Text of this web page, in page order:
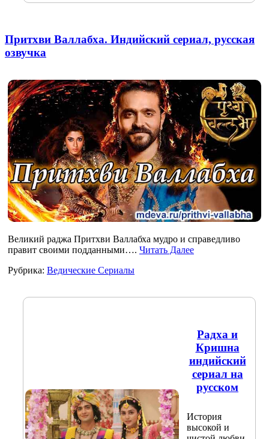
Притхви Валлабха. Индийский сериал, русская
озвучка
Великий раджа Притхви Валлабха мудро и справедливо
правит своими подданными…. Читать Далее
Рубрика: Ведические Сериалы
Радха и
Кришна
индийский
сериал на
русском
История
высокой и